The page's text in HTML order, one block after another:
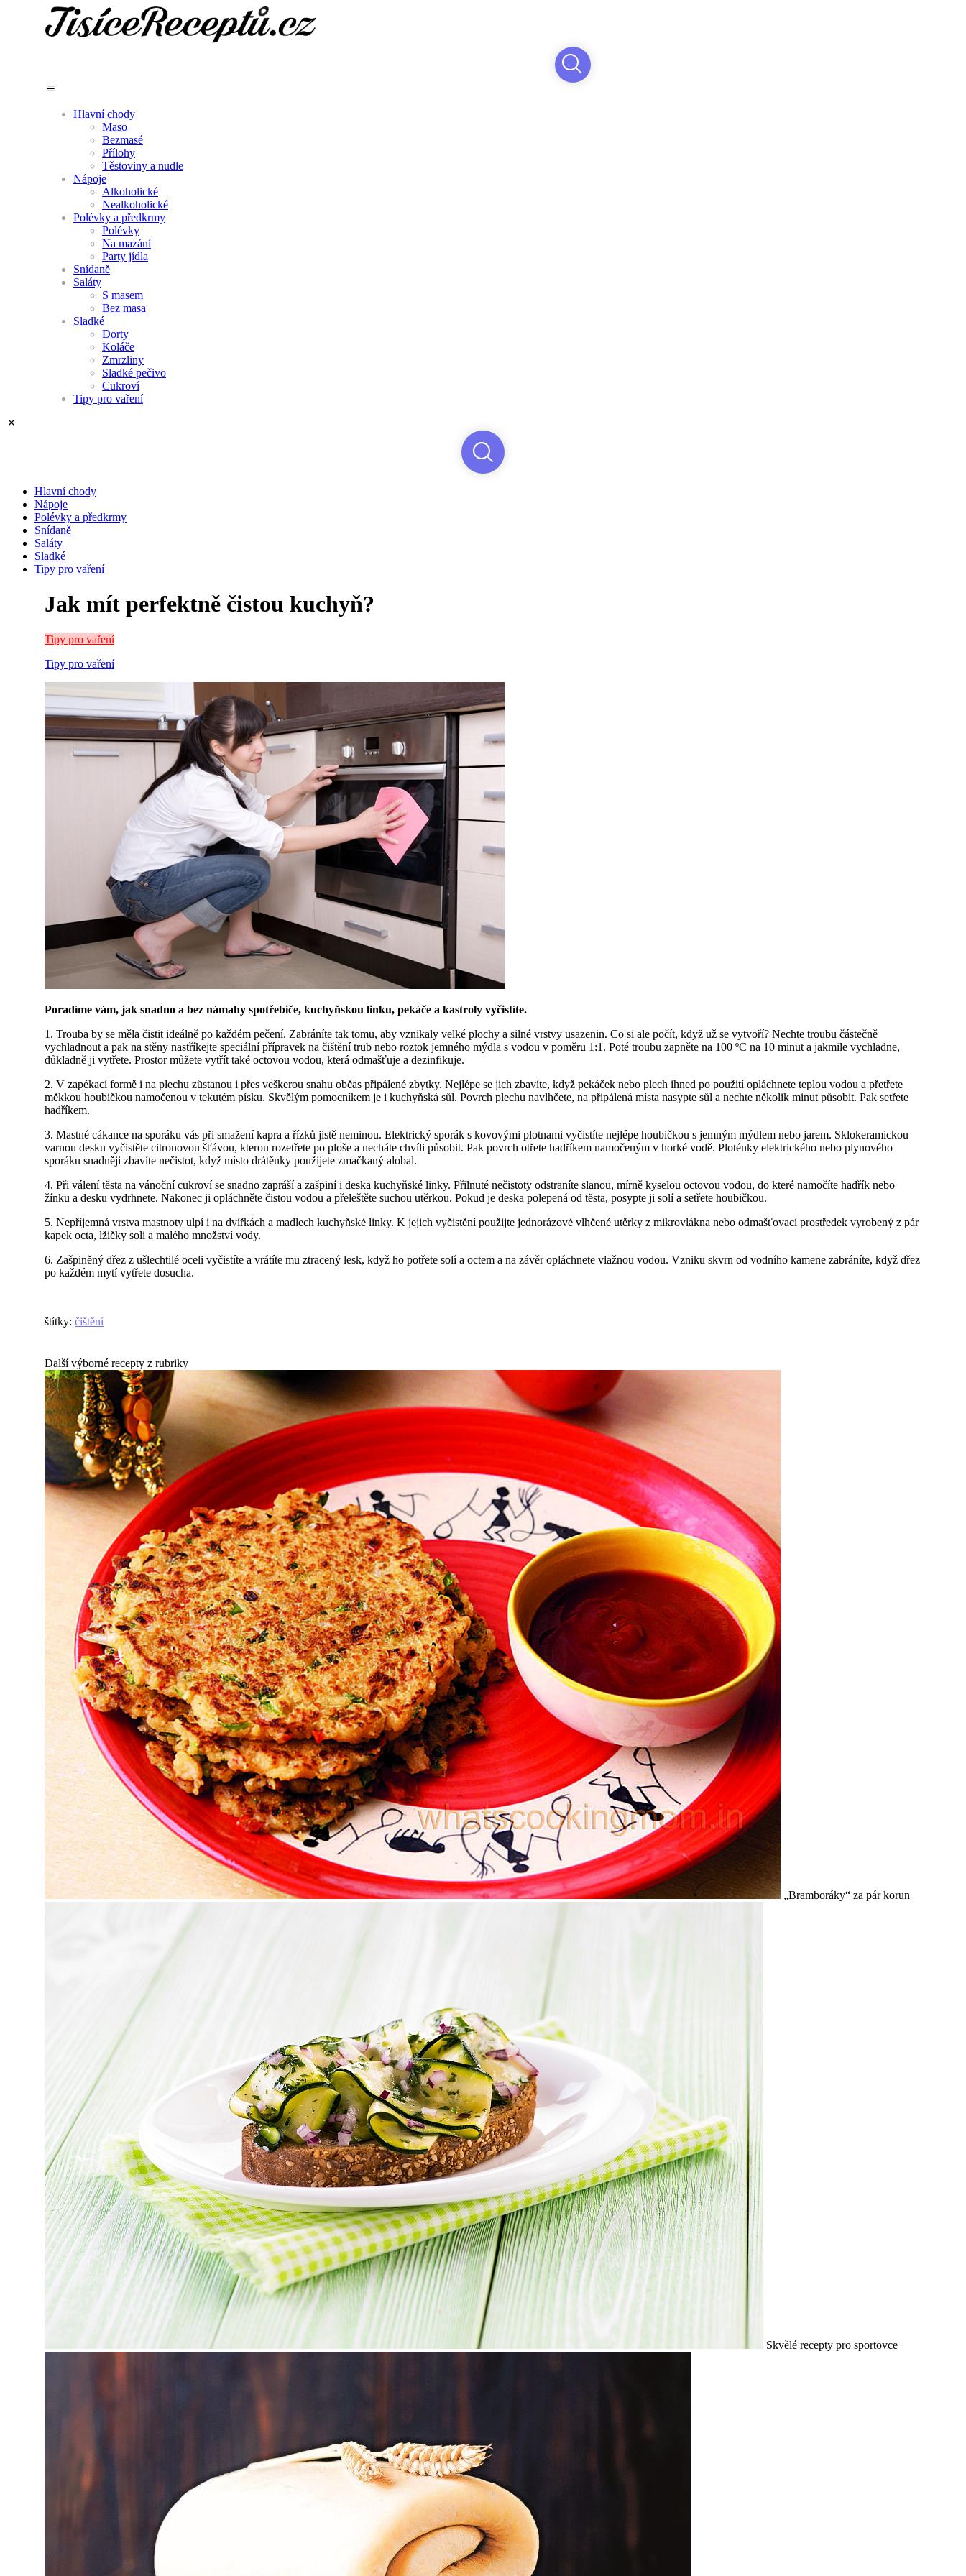
Hlavní chody
Maso
Bezmasé
Přílohy
Těstoviny a nudle
Nápoje
Alkoholické
Nealkoholické
Polévky a předkrmy
Polévky
Na mazání
Party jídla
Snídaně
Saláty
S masem
Bez masa
Sladké
Dorty
Koláče
Zmrzliny
Sladké pečivo
Cukroví
Tipy pro vaření
Hlavní chody
Nápoje
Polévky a předkrmy
Snídaně
Saláty
Sladké
Tipy pro vaření
Jak mít perfektně čistou kuchyň?
Tipy pro vaření
Tipy pro vaření
Poradíme vám, jak snadno a bez námahy spotřebiče, kuchyňskou linku, pekáče a kastroly vyčistíte.
1. Trouba by se měla čistit ideálně po každém pečení. Zabráníte tak tomu, aby vznikaly velké plochy a silné vrstvy usazenin. Co si ale počít, když už se vytvoří? Nechte troubu částečně
vychladnout a pak na stěny nastříkejte speciální přípravek na čištění trub nebo roztok jemného mýdla s vodou v poměru 1:1. Poté troubu zapněte na 100 ºC na 10 minut a jakmile vychladne,
důkladně ji vytřete. Prostor můžete vytřít také octovou vodou, která odmašťuje a dezinfikuje.
2. V zapékací formě i na plechu zůstanou i přes veškerou snahu občas připálené zbytky. Nejlépe se jich zbavíte, když pekáček nebo plech ihned po použití opláchnete teplou vodou a přetřete
měkkou houbičkou namočenou v tekutém písku. Skvělým pomocníkem je i kuchyňská sůl. Povrch plechu navlhčete, na připálená místa nasypte sůl a nechte několik minut působit. Pak setřete
hadříkem.
3. Mastné cákance na sporáku vás při smažení kapra a řízků jistě neminou. Elektrický sporák s kovovými plotnami vyčistíte nejlépe houbičkou s jemným mýdlem nebo jarem. Sklokeramickou
varnou desku vyčistěte citronovou šťávou, kterou rozetřete po ploše a necháte chvíli působit. Pak povrch otřete hadříkem namočeným v horké vodě. Ploténky elektrického nebo plynového
sporáku snadněji zbavíte nečistot, když místo drátěnky použijete zmačkaný alobal.
4. Při válení těsta na vánoční cukroví se snadno zapráší a zašpiní i deska kuchyňské linky. Přilnuté nečistoty odstraníte slanou, mírně kyselou octovou vodou, do které namočíte hadřík nebo
žínku a desku vydrhnete. Nakonec ji opláchněte čistou vodou a přeleštěte suchou utěrkou. Pokud je deska polepená od těsta, posypte ji solí a setřete houbičkou.
5. Nepříjemná vrstva mastnoty ulpí i na dvířkách a madlech kuchyňské linky. K jejich vyčistění použijte jednorázové vlhčené utěrky z mikrovlákna nebo odmašťovací prostředek vyrobený z pár
kapek octa, lžičky soli a malého množství vody.
6. Zašpiněný dřez z ušlechtilé oceli vyčistíte a vrátíte mu ztracený lesk, když ho potřete solí a octem a na závěr opláchnete vlažnou vodou. Vzniku skvrn od vodního kamene zabráníte, když dřez
po každém mytí vytřete dosucha.
štítky: čištění
Další výborné recepty z rubriky
„Bramboráky“ za pár korun
Skvělé recepty pro sportovce